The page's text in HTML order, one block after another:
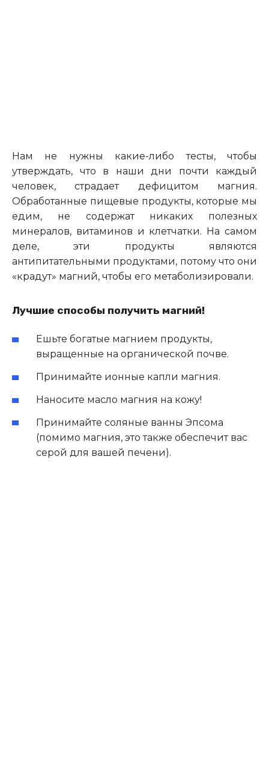
Нам не нужны какие-либо тесты, чтобы
утверждать, что в наши дни почти каждый
человек, страдает дефицитом магния.
Обработанные пищевые продукты, которые мы
едим, не содержат никаких полезных
минералов, витаминов и клетчатки. На самом
деле, эти продукты являются
антипитательными продуктами, потому что они
«крадут» магний, чтобы его метаболизировали.
Лучшие способы получить магний!
Ешьте богатые магнием продукты,
выращенные на органической почве.
Принимайте ионные капли магния.
Наносите масло магния на кожу!
Принимайте соляные ванны Эпсома
(помимо магния, это также обеспечит вас
серой для вашей печени).